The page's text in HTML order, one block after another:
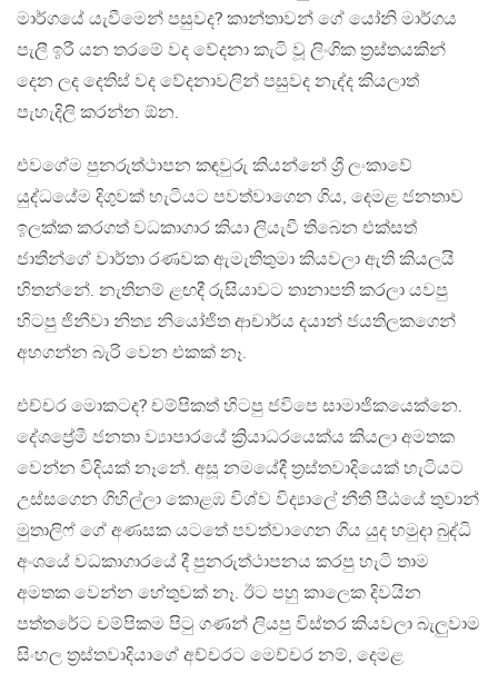
මාර්ගයේ යැවීමෙන් පසුවද? කාන්තාවන් ගේ යෝනි මාර්ගය
පැලී ඉරී යන තරමේ වද වේදනා කැටි වූ ලිංගික ත්‍රස්තයකින්
දෙන ලද දෙතිස් වද වේදනාවලින් පසුවද නැද්ද කියලාත්
පැහැදිලි කරන්න ඕන.
එවගේම පුනරුත්ථාපන කඳවුරු කියන්නේ ශ්‍රී ලංකාවේ
යුද්ධයේම දිගුවක් හැටියට පවත්වාගෙන ගිය, දෙමළ ජනතාව
ඉලක්ක කරගත් වධකාගාර කියා ලියැවී තිබෙන එක්සත්
ජාතීන්ගේ වාර්තා රණවක ඇමැතිතුමා කියවලා ඇති කියලයි
හිතන්නේ. නැතිනම් ළඟදී රුසියාවට තානාපති කරලා යවපු
හිටපු ජිනීවා නිත්‍ය නියෝජිත ආචාර්ය දයාන් ජයතිලකගෙන්
අහගන්න බැරි වෙන එකක් නෑ.
එච්චර මොකටද? චම්පිකත් හිටපු ජවිපෙ සාමාජිකයෙක්නෙ.
දේශප්‍රේමී ජනතා ව්‍යාපාරයේ ක්‍රියාධරයෙක්ය කියලා අමතක
වෙන්න විදියක් නෑනේ. අසූ නමයේදී ත්‍රස්තවාදියෙක් හැටියට
උස්සගෙන ගිහිල්ලා කොළඹ විශ්ව විද්‍යාලේ නීති පීඨයේ තුවාන්
මුතාලිෆ් ගේ අණසක යටතේ පවත්වාගෙන ගිය යුද හමුදා බුද්ධි
අංශයේ වධකාගාරයේ දී පුනරුත්ථාපනය කරපු හැටි තාම
අමතක වෙන්න හේතුවක් නෑ. ඊට පහු කාලෙක දිවයින
පත්තරේට චම්පිකම පිටු ගණන් ලියපු විස්තර කියවලා බැලුවාම
සිංහල ත්‍රස්තවාදියාගේ අච්චරට මෙච්චර නම්, දෙමළ